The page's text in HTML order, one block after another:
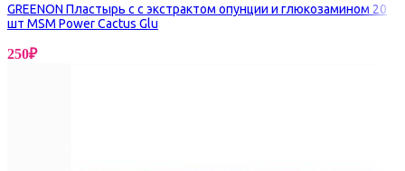
GREENON Пластырь с с экстрактом опунции и глюкозамином 20
шт MSM Power Cactus Glu
250₽